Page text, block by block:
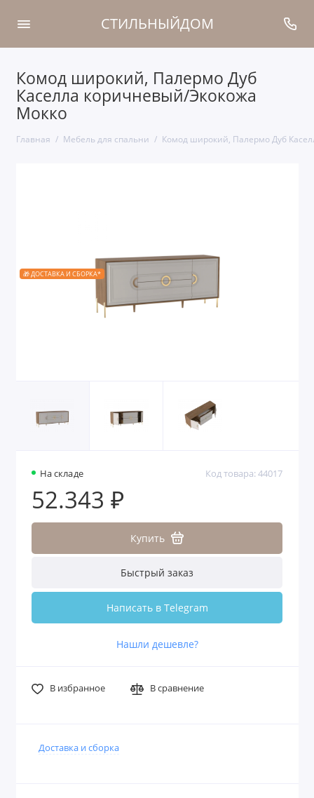
СТИЛЬНЫЙДОМ
Комод широкий, Палермо Дуб
Каселла коричневый/Экокожа
Мокко
Главная Мебель для спальни Комод широкий, Палермо Дуб
🎁 ДОСТАВКА И СБОРКА*
На складе Код товара: 44017
52.343 ₽
Купить
Быстрый заказ
Написать в Telegram
Нашли дешевле?
В избранное В сравнение
Доставка и сборка